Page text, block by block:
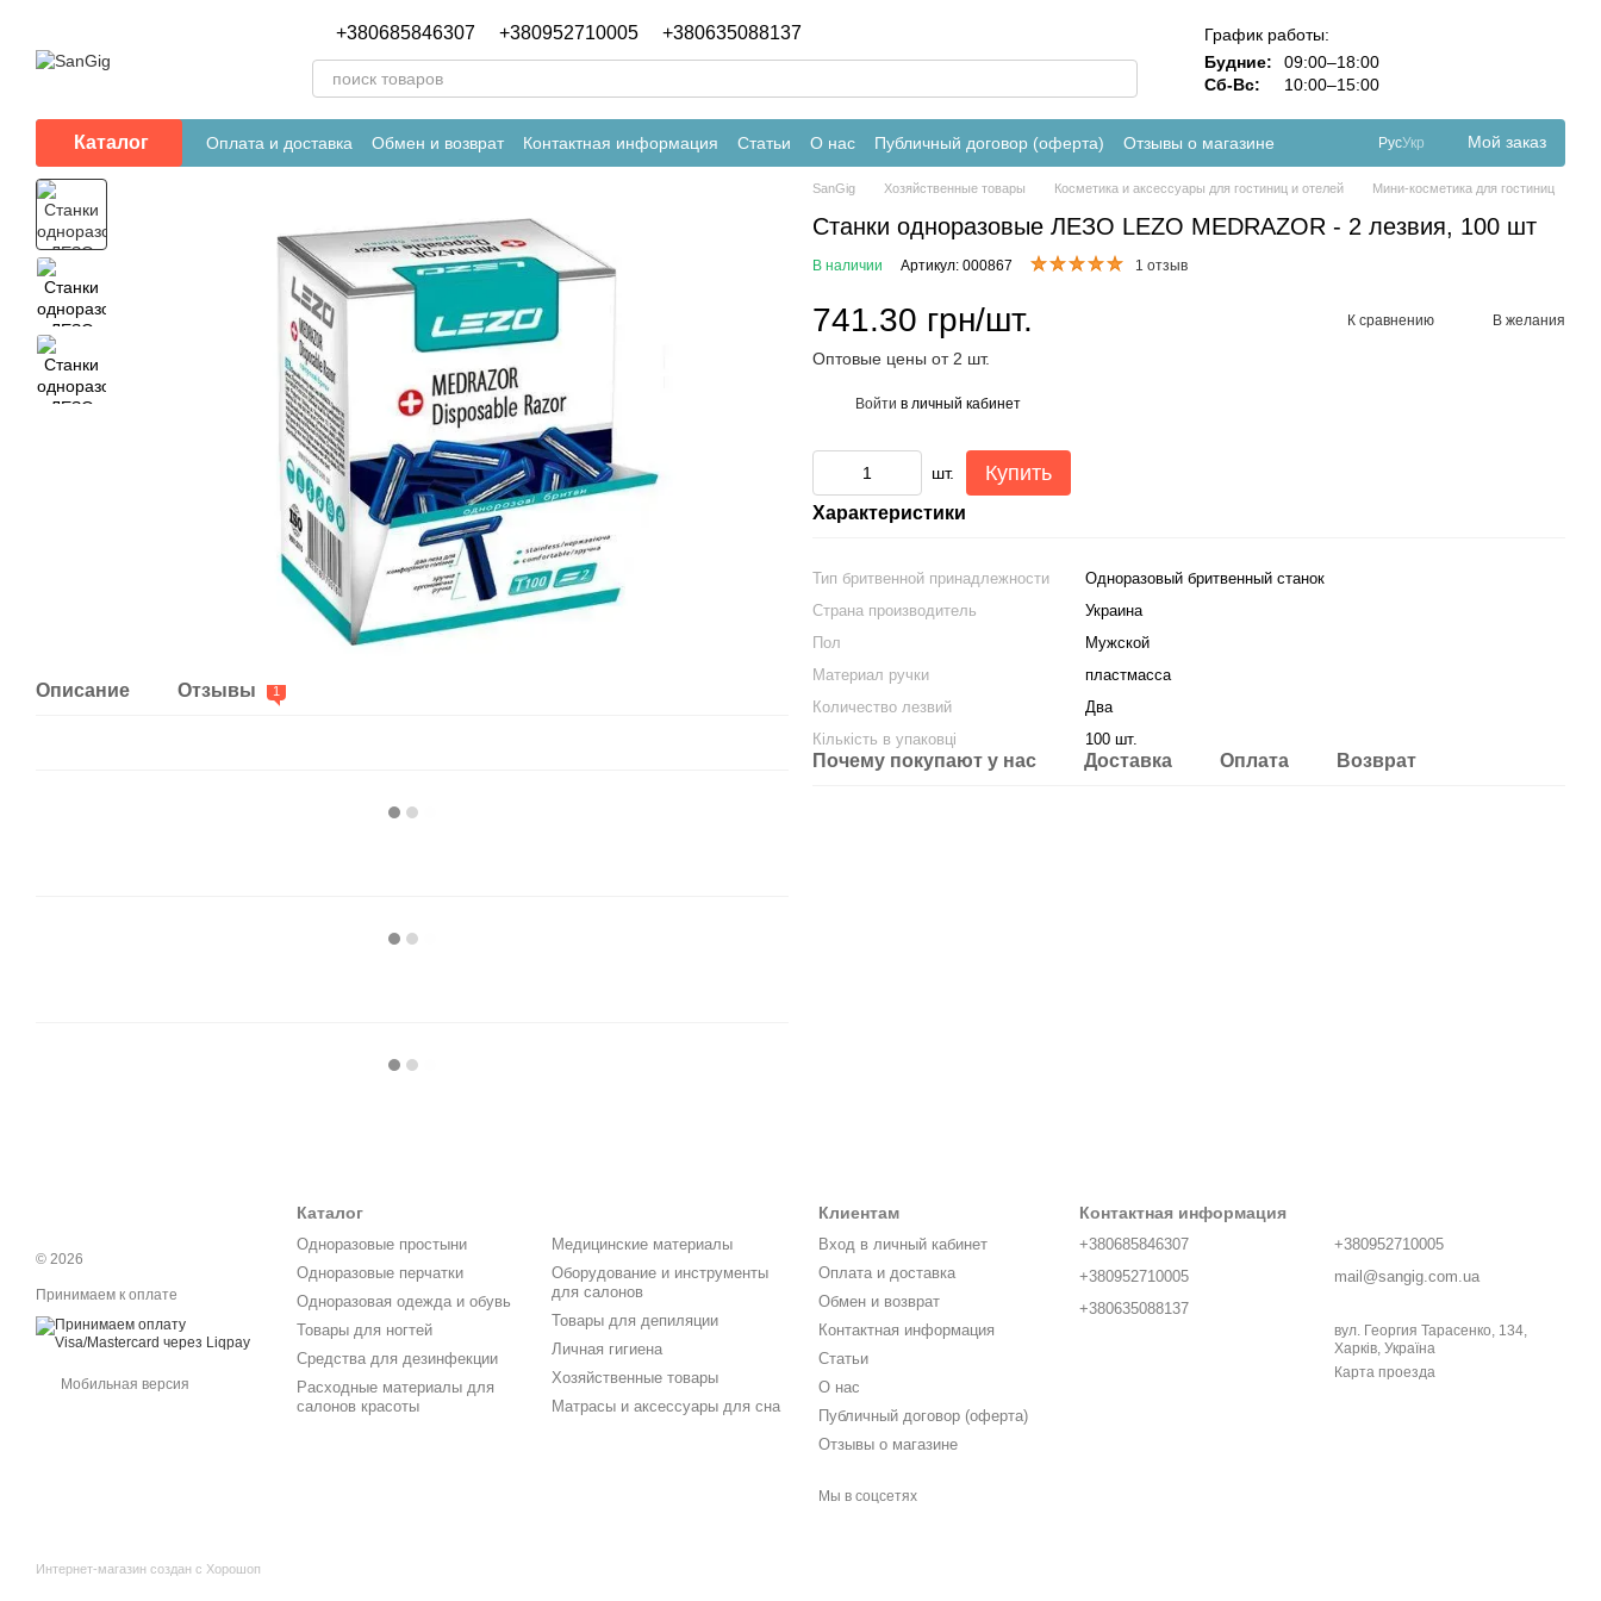
+380685846307 +380952710005 +380635088137
График работы:
Будние:
09:00–18:00
Сб-Вс:
10:00–15:00
Каталог Оплата и доставка Обмен и возврат Контактная информация Статьи О нас Публичный договор (оферта) Отзывы о магазине РусУкр Мой заказ
Описание Отзывы 1
SanGig Хозяйственные товары Косметика и аксессуары для гостиниц и отелей Мини-косметика для гостиниц
Станки одноразовые ЛЕЗО LEZO MEDRAZOR - 2 лезвия, 100 шт
В наличии Артикул: 000867 1 отзыв
741.30 грн/шт. К сравнению В желания
Оптовые цены от 2 шт.
Войти в личный кабинет
шт. Купить
Характеристики
Тип бритвенной принадлежности
Одноразовый бритвенный станок
Страна производитель
Украина
Пол
Мужской
Материал ручки
пластмасса
Количество лезвий
Два
Кількість в упаковці
100 шт.
Почему покупают у нас Доставка Оплата Возврат
© 2026
Принимаем к оплате
Мобильная версия
Интернет-магазин создан с Хорошоп
Каталог
Одноразовые простыни
Одноразовые перчатки
Одноразовая одежда и обувь
Товары для ногтей
Средства для дезинфекции
Расходные материалы для
салонов красоты
Медицинские материалы
Оборудование и инструменты
для салонов
Товары для депиляции
Личная гигиена
Хозяйственные товары
Матрасы и аксессуары для сна
Клиентам
Вход в личный кабинет
Оплата и доставка
Обмен и возврат
Контактная информация
Статьи
О нас
Публичный договор (оферта)
Отзывы о магазине
Мы в соцсетях
Контактная информация
+380685846307
+380952710005
+380635088137
+380952710005
mail@sangig.com.ua
вул. Георгия Тарасенко, 134,
Харків, Україна
Карта проезда